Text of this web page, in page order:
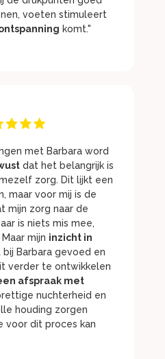
voeten stimuleert
komt."
met Barbara word
dat het belangrijk is
zorg. Dit lijkt een
maar voor mij is de
mijn zorg naar de
is niets mis mee,
mijn inzicht in
Barbara gevoed en
verder te ontwikkelen
afspraak met
nuchterheid en
houding zorgen
voor dit proces kan